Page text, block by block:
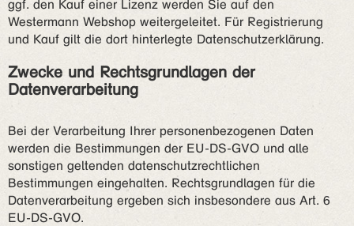
ggf. den Kauf einer Lizenz werden Sie auf den
Westermann Webshop weitergeleitet. Für Registrierung
und Kauf gilt die dort hinterlegte Datenschutzerklärung.
Zwecke und Rechtsgrundlagen der
Datenverarbeitung
Bei der Verarbeitung Ihrer personenbezogenen Daten
werden die Bestimmungen der EU-DS-GVO und alle
sonstigen geltenden datenschutzrechtlichen
Bestimmungen eingehalten. Rechtsgrundlagen für die
Datenverarbeitung ergeben sich insbesondere aus Art. 6
EU-DS-GVO.